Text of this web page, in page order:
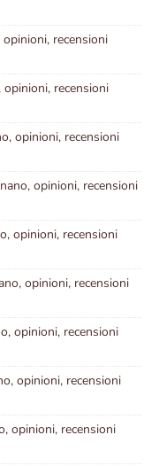
recensioni
recensioni
opinioni, recensioni
opinioni, recensioni
opinioni, recensioni
opinioni, recensioni
opinioni, recensioni
opinioni, recensioni
opinioni, recensioni